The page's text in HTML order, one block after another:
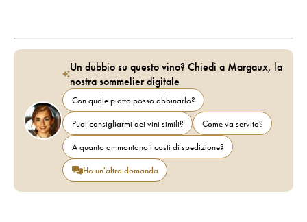
Un dubbio su questo vino? Chiedi a Margaux, la
nostra sommelier digitale
Con quale piatto posso abbinarlo?
Puoi consigliarmi dei vini simili?
Come va servito?
A quanto ammontano i costi di spedizione?
Ho un'altra domanda